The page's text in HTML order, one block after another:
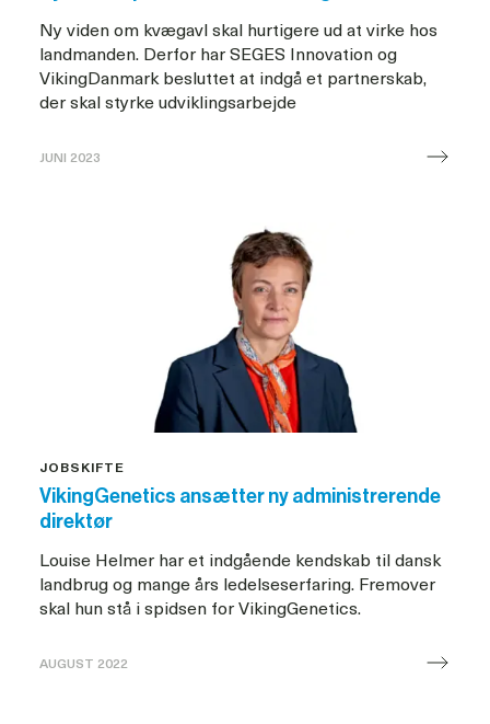
Ny viden om kvægavl skal hurtigere ud at virke hos
landmanden. Derfor har SEGES Innovation og
VikingDanmark besluttet at indgå et partnerskab,
der skal styrke udviklingsarbejde
JUNI 2023
JOBSKIFTE
VikingGenetics ansætter ny administrerende
direktør
Louise Helmer har et indgående kendskab til dansk
landbrug og mange års ledelseserfaring. Fremover
skal hun stå i spidsen for VikingGenetics.
AUGUST 2022